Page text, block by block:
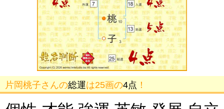
片岡桃子さんの総運は25画の4点 ！